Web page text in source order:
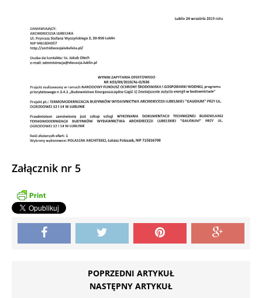
Załącznik nr 5
POPRZEDNI ARTYKUŁ
NASTĘPNY ARTYKUŁ